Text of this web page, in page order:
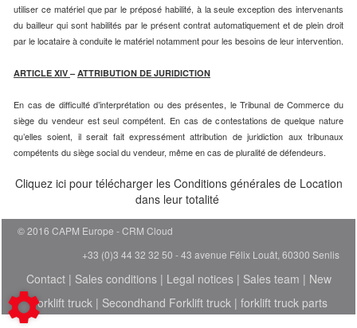
utiliser ce matériel que par le préposé habilité, à la seule exception des intervenants
du bailleur qui sont habilités par le présent contrat automatiquement et de plein droit
par le locataire à conduite le matériel notamment pour les besoins de leur intervention.
ARTICLE XIV –ATTRIBUTION DE JURIDICTION
En cas de difficulté d’interprétation ou des présentes, le Tribunal de Commerce du
siège du vendeur est seul compétent. En cas de contestations de quelque nature
qu’elles soient, il serait fait expressément attribution de juridiction aux tribunaux
compétents du siège social du vendeur, même en cas de pluralité de défendeurs.
Cliquez ici pour télécharger les Conditions générales de Location
dans leur totalité
© 2016 CAPM Europe
CRM Cloud
+33 (0)3 44 32 32 50 - 43 avenue Félix Louât, 60300 Senlis
Contact| Sales conditions| Legal notices| Sales team | New
Forklift truck| Secondhand Forklift truck| forklift truck parts